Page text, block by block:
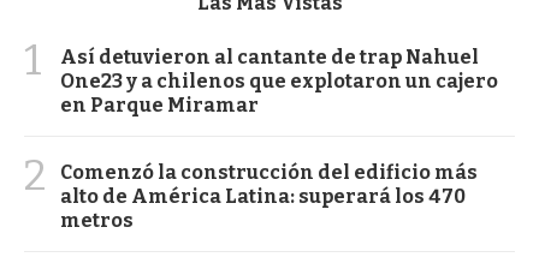
1
Así detuvieron al cantante de trap Nahuel
One23 y a chilenos que explotaron un cajero
en Parque Miramar
2
Comenzó la construcción del edificio más
alto de América Latina: superará los 470
metros